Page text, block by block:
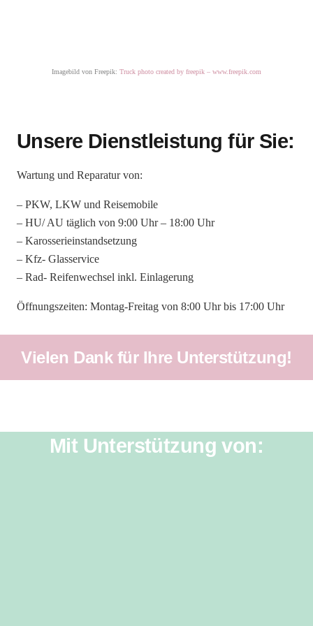
Imagebild von Freepik: Truck photo created by freepik – www.freepik.com
Unsere Dienstleistung für Sie:
Wartung und Reparatur von:
– PKW, LKW und Reisemobile
– HU/ AU täglich von 9:00 Uhr – 18:00 Uhr
– Karosserieinstandsetzung
– Kfz- Glasservice
– Rad- Reifenwechsel inkl. Einlagerung
Öffnungszeiten: Montag-Freitag von 8:00 Uhr bis 17:00 Uhr
Vielen Dank für Ihre Unterstützung!
Mit Unterstützung von: